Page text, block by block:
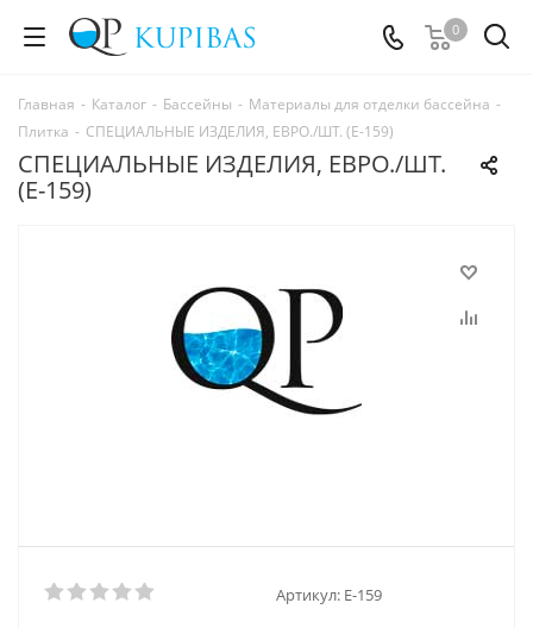
0
Главная - Каталог - Бассейны - Материалы для отделки бассейна -
Плитка - СПЕЦИАЛЬНЫЕ ИЗДЕЛИЯ, ЕВРО./ШТ. (E-159)
СПЕЦИАЛЬНЫЕ ИЗДЕЛИЯ, ЕВРО./ШТ.
(E-159)
Артикул: E-159